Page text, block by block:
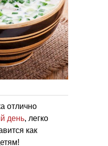
отлично
день, легко
как